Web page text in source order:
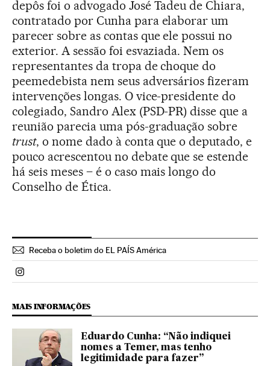
depôs foi o advogado José Tadeu de Chiara,
contratado por Cunha para elaborar um
parecer sobre as contas que ele possui no
exterior. A sessão foi esvaziada. Nem os
representantes da tropa de choque do
peemedebista nem seus adversários fizeram
intervenções longas. O vice-presidente do
colegiado, Sandro Alex (PSD-PR) disse que a
reunião parecia uma pós-graduação sobre
trust, o nome dado à conta que o deputado, e
pouco acrescentou no debate que se estende
há seis meses – é o caso mais longo do
Conselho de Ética.
Receba o boletim do EL PAÍS América
Politica El País Brasil en Instagram
MAIS INFORMAÇÕES
Eduardo Cunha: “Não indiquei
nomes a Temer, mas tenho
legitimidade para fazer”